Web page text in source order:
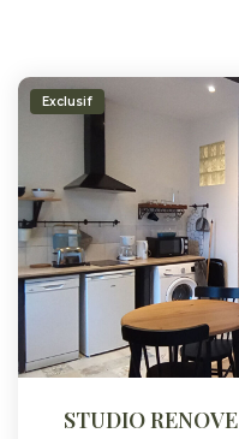
Exclusif
STUDIO